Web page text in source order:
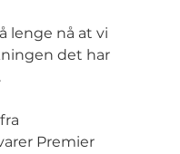
lenge nå at vi
det har
Premier